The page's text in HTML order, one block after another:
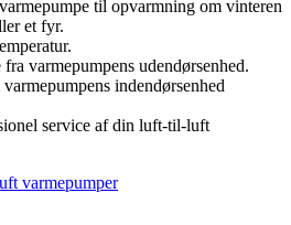
til opvarmning om vinteren
et fyr.
varmepumpens udendørsenhed.
indendørsenhed
service af din luft-til-luft
varmepumper